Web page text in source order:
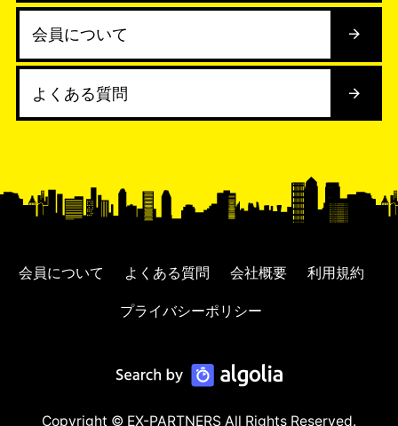
会員について
よくある質問
会員について よくある質問 会社概要 利用規約
プライバシーポリシー
Copyright © EX-PARTNERS All Rights Reserved.